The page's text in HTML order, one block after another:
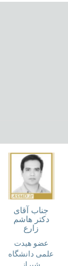
جناب آقای
دکتر هاشم
زارع
عضو هیدت
علمی دانشگاه